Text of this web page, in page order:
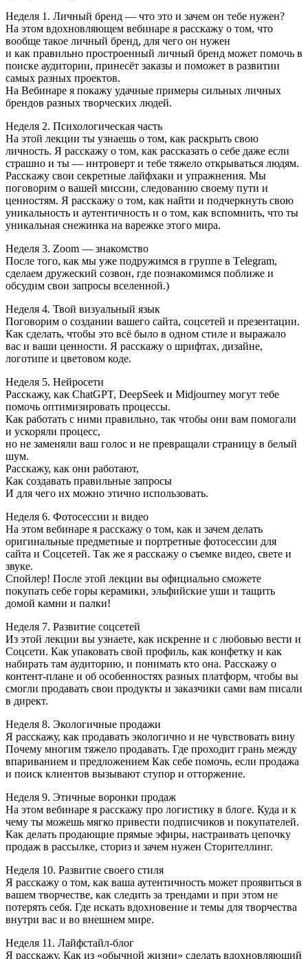
Неделя 1. Личный бренд — что это и зачем он тебе нужен?
На этом вдохновляющем вебинаре я расскажу о том, что
вообще такое личный бренд, для чего он нужен
и как правильно простроенный личный бренд может помочь в
поиске аудитории, принесёт заказы и поможет в развитии
самых разных проектов.
На Вебинаре я покажу удачные примеры сильных личных
брендов разных творческих людей.
Неделя 2. Психологическая часть
На этой лекции ты узнаешь о том, как раскрыть свою
личность. Я расскажу о том, как рассказать о себе даже если
страшно и ты — интроверт и тебе тяжело открываться людям.
Расскажу свои секретные лайфхаки и упражнения. Мы
поговорим о вашей миссии, следованию своему пути и
ценностям. Я расскажу о том, как найти и подчеркнуть свою
уникальность и аутентичность и о том, как вспомнить, что ты
уникальная снежинка на варежке этого мира.
Неделя 3. Zoom — знакомство
После того, как мы уже подружимся в группе в Тelegram,
сделаем дружеский созвон, где познакомимся поближе и
обсудим свои запросы вселенной.)
Неделя 4. Твой визуальный язык
Поговорим о создании вашего сайта, соцсетей и презентации.
Как сделать, чтобы это всё было в одном стиле и выражало
вас и ваши ценности. Я расскажу о шрифтах, дизайне,
логотипе и цветовом коде.
Неделя 5. Нейросети
Расскажу, как ChatGPT, DeepSeek и Midjourney могут тебе
помочь оптимизировать процессы.
Как работать с ними правильно, так чтобы они вам помогали
и ускоряли процесс,
но не заменяли ваш голос и не превращали страницу в белый
шум.
Расскажу, как они работают,
Как создавать правильные запросы
И для чего их можно этично использовать.
Неделя 6. Фотосессии и видео
На этом вебинаре я расскажу о том, как и зачем делать
оригинальные предметные и портретные фотосессии для
сайта и Соцсетей. Так же я расскажу о съемке видео, свете и
звуке.
Спойлер! После этой лекции вы официально сможете
покупать себе горы керамики, эльфийские уши и тащить
домой камни и палки!
Неделя 7. Развитие соцсетей
Из этой лекции вы узнаете, как искренне и с любовью вести и
Соцсети. Как упаковать свой профиль, как конфетку и как
набирать там аудиторию, и понимать кто она. Расскажу о
контент-плане и об особенностях разных платформ, чтобы вы
смогли продавать свои продукты и заказчики сами вам писали
в директ.
Неделя 8. Экологичные продажи
Я расскажу, как продавать экологично и не чувствовать вину
Почему многим тяжело продавать. Где проходит грань между
впариванием и предложением Как себе помочь, если продажа
и поиск клиентов вызывают ступор и отторжение.
Неделя 9. Этичные воронки продаж
На этом вебинаре я расскажу про логистику в блоге. Куда и к
чему ты можешь мягко привести подписчиков и покупателей.
Как делать продающие прямые эфиры, настраивать цепочку
продаж в рассылке, сториз и зачем нужен Сторителлинг.
Неделя 10. Развитие своего стиля
Я расскажу о том, как ваша аутентичность может проявиться в
вашем творчестве, как следить за трендами и при этом не
потерять себя. Где искать вдохновение и темы для творчества
внутри вас и во внешнем мире.
Неделя 11. Лайфстайл-блог
Я расскажу, Как из «обычной жизни» сделать вдохновляющий